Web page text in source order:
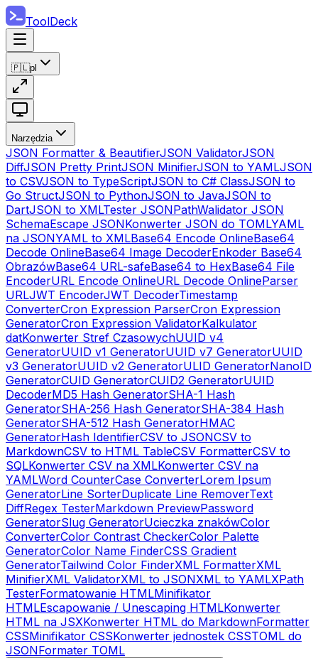
ToolDeck
🇵🇱pl
Narzędzia
JSON Formatter & BeautifierJSON ValidatorJSON
DiffJSON Pretty PrintJSON MinifierJSON to YAMLJSON
to CSVJSON to TypeScriptJSON to C# ClassJSON to
Go StructJSON to PythonJSON to JavaJSON to
DartJSON to XMLTester JSONPathWalidator JSON
SchemaEscape JSONKonwerter JSON do TOMLYAML
na JSONYAML to XMLBase64 Encode OnlineBase64
Decode OnlineBase64 Image DecoderEnkoder Base64
ObrazówBase64 URL-safeBase64 to HexBase64 File
EncoderURL Encode OnlineURL Decode OnlineParser
URLJWT EncoderJWT DecoderTimestamp
ConverterCron Expression ParserCron Expression
GeneratorCron Expression ValidatorKalkulator
datKonwerter Stref CzasowychUUID v4
GeneratorUUID v1 GeneratorUUID v7 GeneratorUUID
v3 GeneratorUUID v2 GeneratorULID GeneratorNanoID
GeneratorCUID GeneratorCUID2 GeneratorUUID
DecoderMD5 Hash GeneratorSHA-1 Hash
GeneratorSHA-256 Hash GeneratorSHA-384 Hash
GeneratorSHA-512 Hash GeneratorHMAC
GeneratorHash IdentifierCSV to JSONCSV to
MarkdownCSV to HTML TableCSV FormatterCSV to
SQLKonwerter CSV na XMLKonwerter CSV na
YAMLWord CounterCase ConverterLorem Ipsum
GeneratorLine SorterDuplicate Line RemoverText
DiffRegex TesterMarkdown PreviewPassword
GeneratorSlug GeneratorUcieczka znakówColor
ConverterColor Contrast CheckerColor Palette
GeneratorColor Name FinderCSS Gradient
GeneratorTailwind Color FinderXML FormatterXML
MinifierXML ValidatorXML to JSONXML to YAMLXPath
TesterFormatowanie HTMLMinifikator
HTMLEscapowanie / Unescaping HTMLKonwerter
HTML na JSXKonwerter HTML do MarkdownFormatter
CSSMinifikator CSSKonwerter jednostek CSSTOML do
JSONFormater TOML